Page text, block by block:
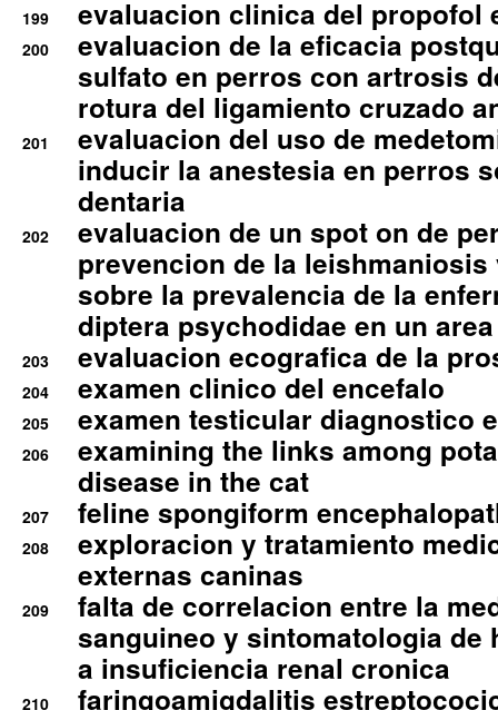
199 evaluacion clinica del propofol
200
evaluacion de la eficacia
sulfato en perros con artrosis
rotura del ligamiento cruzado
201
evaluacion del uso de
inducir la anestesia en perros
dentaria
202
evaluacion de un spot on de
prevencion de la
sobre la prevalencia de la
diptera psychodidae en un
203 evaluacion ecografica de la
204 examen clinico del encefalo
205 examen testicular diagnostico
206
examining the links among
disease in the cat
207 feline spongiform
208
exploracion y tratamiento
externas caninas
209
falta de correlacion entre la
sanguineo y sintomatologia de
a insuficiencia renal cronica
210
faringoamigdalitis